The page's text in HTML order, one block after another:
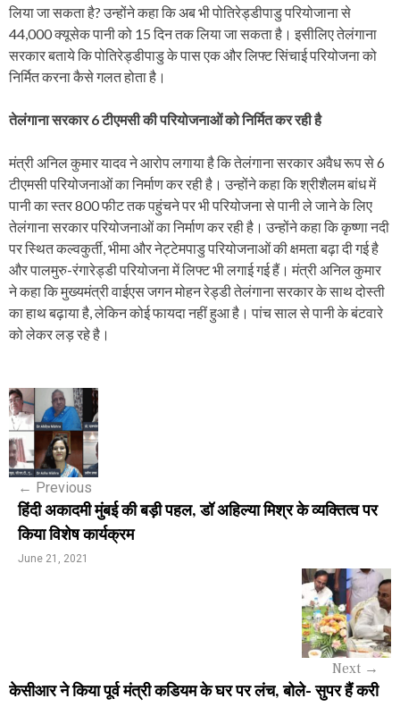
लिया जा सकता है? उन्होंने कहा कि अब भी पोतिरेड्डीपाडु परियोजाना से
44,000 क्यूसेक पानी को 15 दिन तक लिया जा सकता है। इसीलिए तेलंगाना
सरकार बताये कि पोतिरेड्डीपाडु के पास एक और लिफ्ट सिंचाई परियोजना को
निर्मित करना कैसे गलत होता है।
तेलंगाना सरकार 6 टीएमसी की परियोजनाओं को निर्मित कर रही है
मंत्री अनिल कुमार यादव ने आरोप लगाया है कि तेलंगाना सरकार अवैध रूप से 6
टीएमसी परियोजनाओं का निर्माण कर रही है। उन्होंने कहा कि श्रीशैलम बांध में
पानी का स्तर 800 फीट तक पहुंचने पर भी परियोजना से पानी ले जाने के लिए
तेलंगाना सरकार परियोजनाओं का निर्माण कर रही है। उन्होंने कहा कि कृष्णा नदी
पर स्थित कल्वकुर्ती, भीमा और नेट्टेमपाडु परियोजनाओं की क्षमता बढ़ा दी गई है
और पालमुरु-रंगारेड्डी परियोजना में लिफ्ट भी लगाई गई हैं। मंत्री अनिल कुमार
ने कहा कि मुख्यमंत्री वाईएस जगन मोहन रेड्डी तेलंगाना सरकार के साथ दोस्ती
का हाथ बढ़ाया है, लेकिन कोई फायदा नहीं हुआ है। पांच साल से पानी के बंटवारे
को लेकर लड़ रहे है।
P
o
s
n
a
a
← Previous
हिंदी अकादमी मुंबई की बड़ी पहल, डॉ अहिल्या मिश्र के व्यक्तित्व पर
किया विशेष कार्यक्रम
June 21, 2021
Next →
केसीआर ने किया पूर्व मंत्री कडियम के घर पर लंच, बोले- सुपर हैं करी